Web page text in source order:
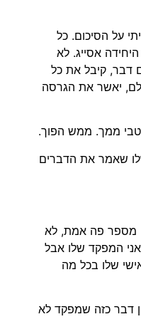
על הסיכום. כל
אסייג. לא
דבר, קיבל את כל
יאשר את הגרסה
ממך. ממש הפוך.
שאמר את הדברים
מספר פה אמת, לא
המפקד שלו אבל
שלו בכל מה
דבר כזה שמפקד לא